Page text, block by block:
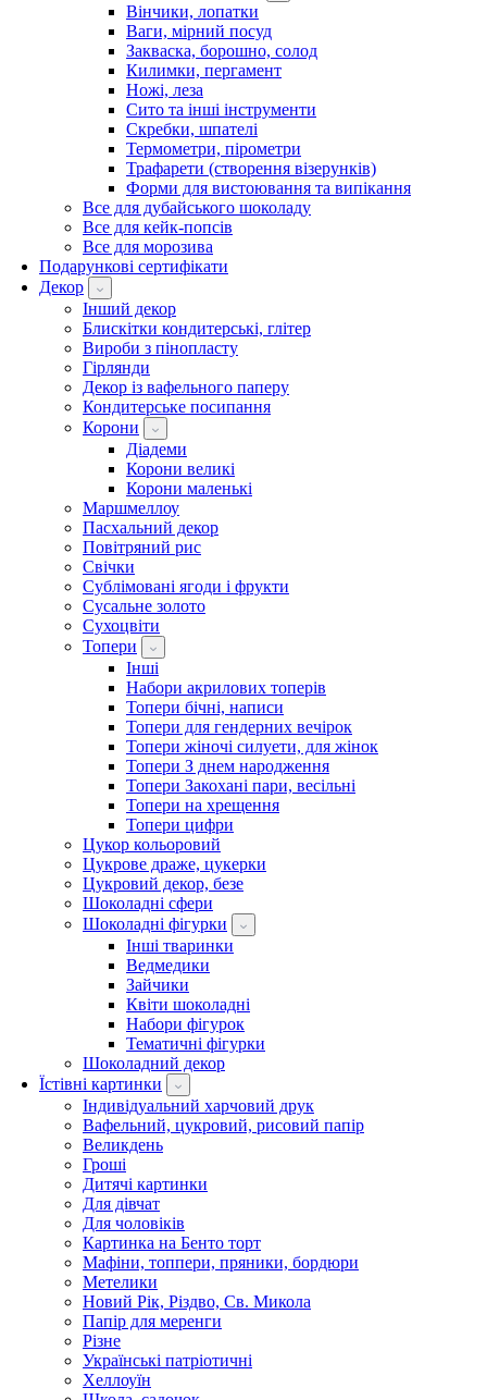
Вінчики, лопатки
Ваги, мірний посуд
Закваска, борошно, солод
Килимки, пергамент
Ножі, леза
Сито та інші інструменти
Скребки, шпателі
Термометри, пірометри
Трафарети (створення візерунків)
Форми для вистоювання та випікання
Все для дубайського шоколаду
Все для кейк-попсів
Все для морозива
Подарункові сертифікати
Декор
Інший декор
Блискітки кондитерські, глітер
Вироби з пінопласту
Гірлянди
Декор із вафельного паперу
Кондитерське посипання
Корони
Діадеми
Корони великі
Корони маленькі
Маршмеллоу
Пасхальний декор
Повітряний рис
Свічки
Сублімовані ягоди і фрукти
Сусальне золото
Сухоцвіти
Топери
Інші
Набори акрилових топерів
Топери бічні, написи
Топери для гендерних вечірок
Топери жіночі силуети, для жінок
Топери З днем ​​народження
Топери Закохані пари, весільні
Топери на хрещення
Топери цифри
Цукор кольоровий
Цукрове драже, цукерки
Цукровий декор, безе
Шоколадні сфери
Шоколадні фігурки
Інші тваринки
Ведмедики
Зайчики
Квіти шоколадні
Набори фігурок
Тематичні фігурки
Шоколадний декор
Їстівні картинки
Індивідуальний харчовий друк
Вафельний, цукровий, рисовий папір
Великдень
Гроші
Дитячі картинки
Для дівчат
Для чоловіків
Картинка на Бенто торт
Мафіни, топпери, пряники, бордюри
Метелики
Новий Рік, Різдво, Св. Микола
Папір для меренги
Різне
Українські патріотичні
Хеллоуїн